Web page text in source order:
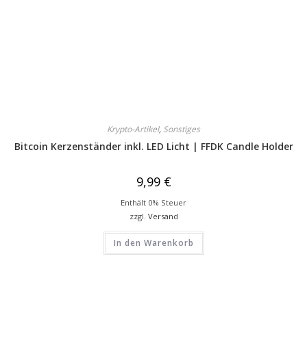
Krypto-Artikel, Sonstiges
Bitcoin Kerzenständer inkl. LED Licht | FFDK Candle Holder
9,99 €
Enthält 0% Steuer
zzgl. Versand
In den Warenkorb